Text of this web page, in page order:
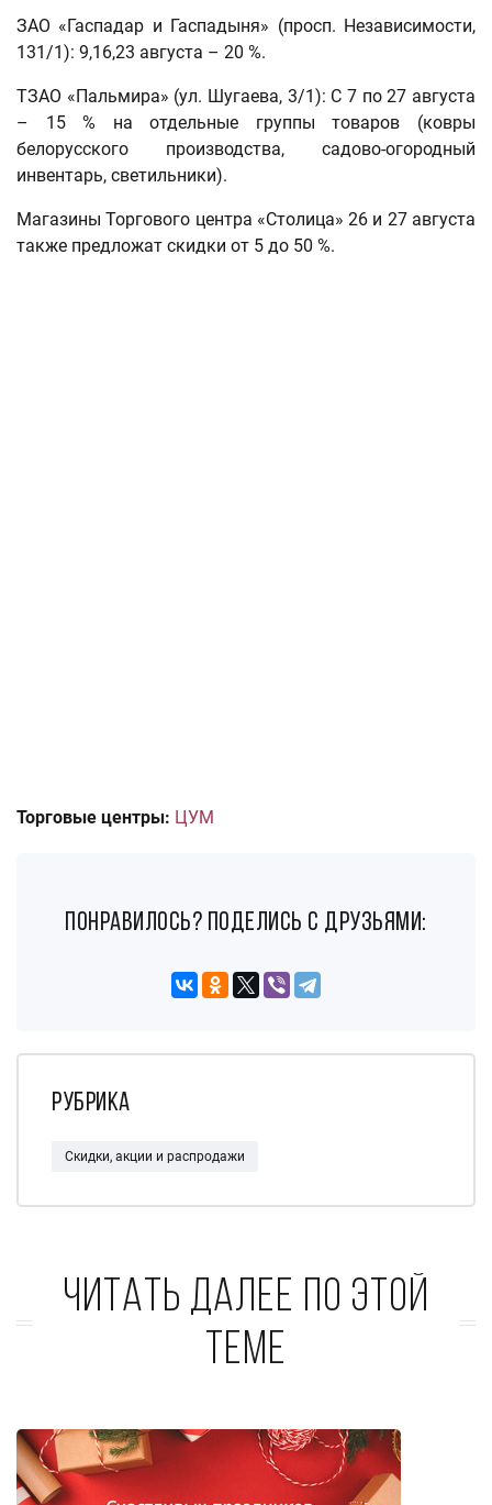
ЗАО «Гаспадар и Гаспадыня» (просп. Независимости,
131/1): 9,16,23 августа – 20 %.
ТЗАО «Пальмира» (ул. Шугаева, 3/1): С 7 по 27 августа
– 15 % на отдельные группы товаров (ковры
белорусского производства, садово-огородный
инвентарь, светильники).
Магазины Торгового центра «Столица» 26 и 27 августа
также предложат скидки от 5 до 50 %.
Торговые центры: ЦУМ
понравилось? поделись с друзьями:
Рубрика
Скидки, акции и распродажи
Читать далее по этой
теме